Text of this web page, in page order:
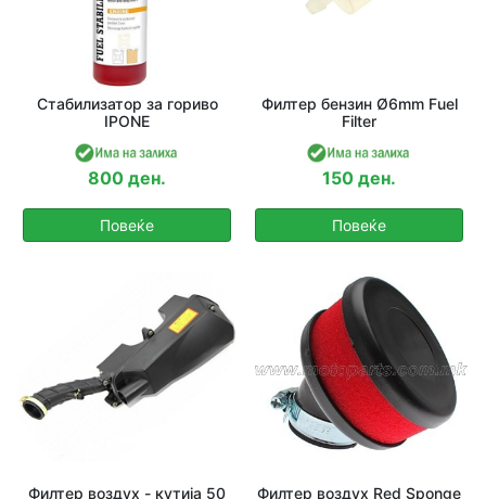
Стабилизатор за гориво
IPONE
800 ден.
Повеќе
Филтер бензин Ø6mm Fuel
Filter
150 ден.
Повеќе
Филтер воздух - кутија 50 Филтер воздух Red Sponge